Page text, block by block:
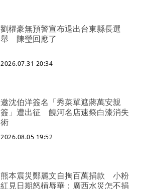
劉櫂豪無預警宣布退出台東縣長選
舉 陳瑩回應了
2026.07.31 20:34
邀沈伯洋簽名「秀菜單遮蔣萬安親
簽」遭出征 饒河名店速祭白漆消失
術
2026.08.05 19:52
熊本震災鄭麗文自掏百萬捐款 小粉
紅見日期怒槓辱華：廣西水災怎不捐